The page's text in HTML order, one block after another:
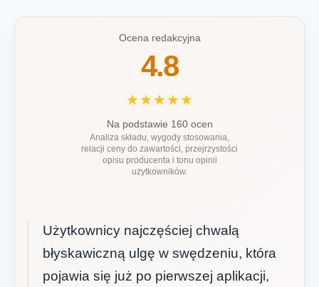
Ocena redakcyjna
4.8
★★★★★
Na podstawie 160 ocen
Analiza składu, wygody stosowania,
relacji ceny do zawartości, przejrzystości
opisu producenta i tonu opinii
użytkowników.
Użytkownicy najczęściej chwalą
błyskawiczną ulgę w swędzeniu, która
pojawia się już po pierwszej aplikacji,